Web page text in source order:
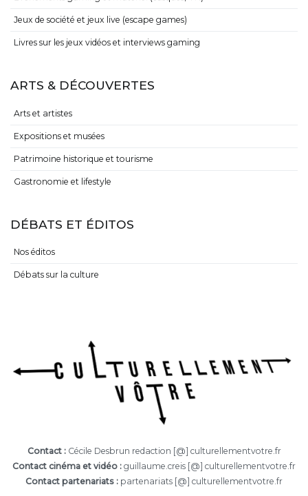
Jeux de société et jeux live (escape games)
Livres sur les jeux vidéos et interviews gaming
ARTS & DÉCOUVERTES
Arts et artistes
Expositions et musées
Patrimoine historique et tourisme
Gastronomie et lifestyle
DÉBATS ET ÉDITOS
Nos éditos
Débats sur la culture
Contact :Cécile Desbrun redaction [@] culturellementvotre.fr
Contact cinéma et vidéo : guillaume.creis [@] culturellementvotre.fr
Contact partenariats : partenariats [@] culturellementvotre.fr